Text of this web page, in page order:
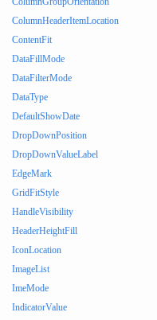
ColumnHeaderItemLocation
ContentFit
DataFillMode
DataFilterMode
DataType
DefaultShowDate
DropDownPosition
DropDownValueLabel
EdgeMark
GridFitStyle
HandleVisibility
HeaderHeightFill
IconLocation
ImageList
ImeMode
IndicatorValue